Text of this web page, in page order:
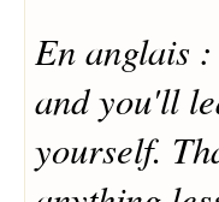
En anglais
and you'll
yourself.